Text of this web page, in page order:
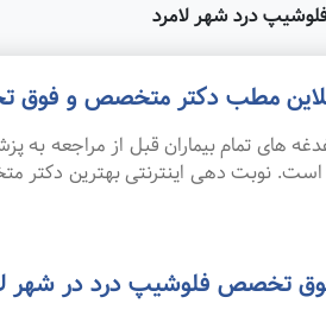
درد شهر لامرد
آنلاین مطب دکتر متخصص و
های تمام بیماران قبل از مراجعه
است. نوبت دهی اینترنتی بهترین
تخصص فلوشیپ درد در شهر